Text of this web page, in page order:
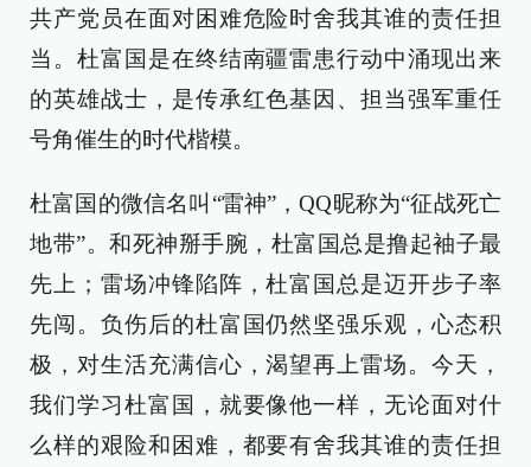
共产党员在面对困难危险时舍我其谁的责任担
当。杜富国是在终结南疆雷患行动中涌现出来
的英雄战士，是传承红色基因、担当强军重任
号角催生的时代楷模。
杜富国的微信名叫“雷神”，QQ昵称为“征战死亡
地带”。和死神掰手腕，杜富国总是撸起袖子最
先上；雷场冲锋陷阵，杜富国总是迈开步子率
先闯。负伤后的杜富国仍然坚强乐观，心态积
极，对生活充满信心，渴望再上雷场。今天，
我们学习杜富国，就要像他一样，无论面对什
么样的艰险和困难，都要有舍我其谁的责任担